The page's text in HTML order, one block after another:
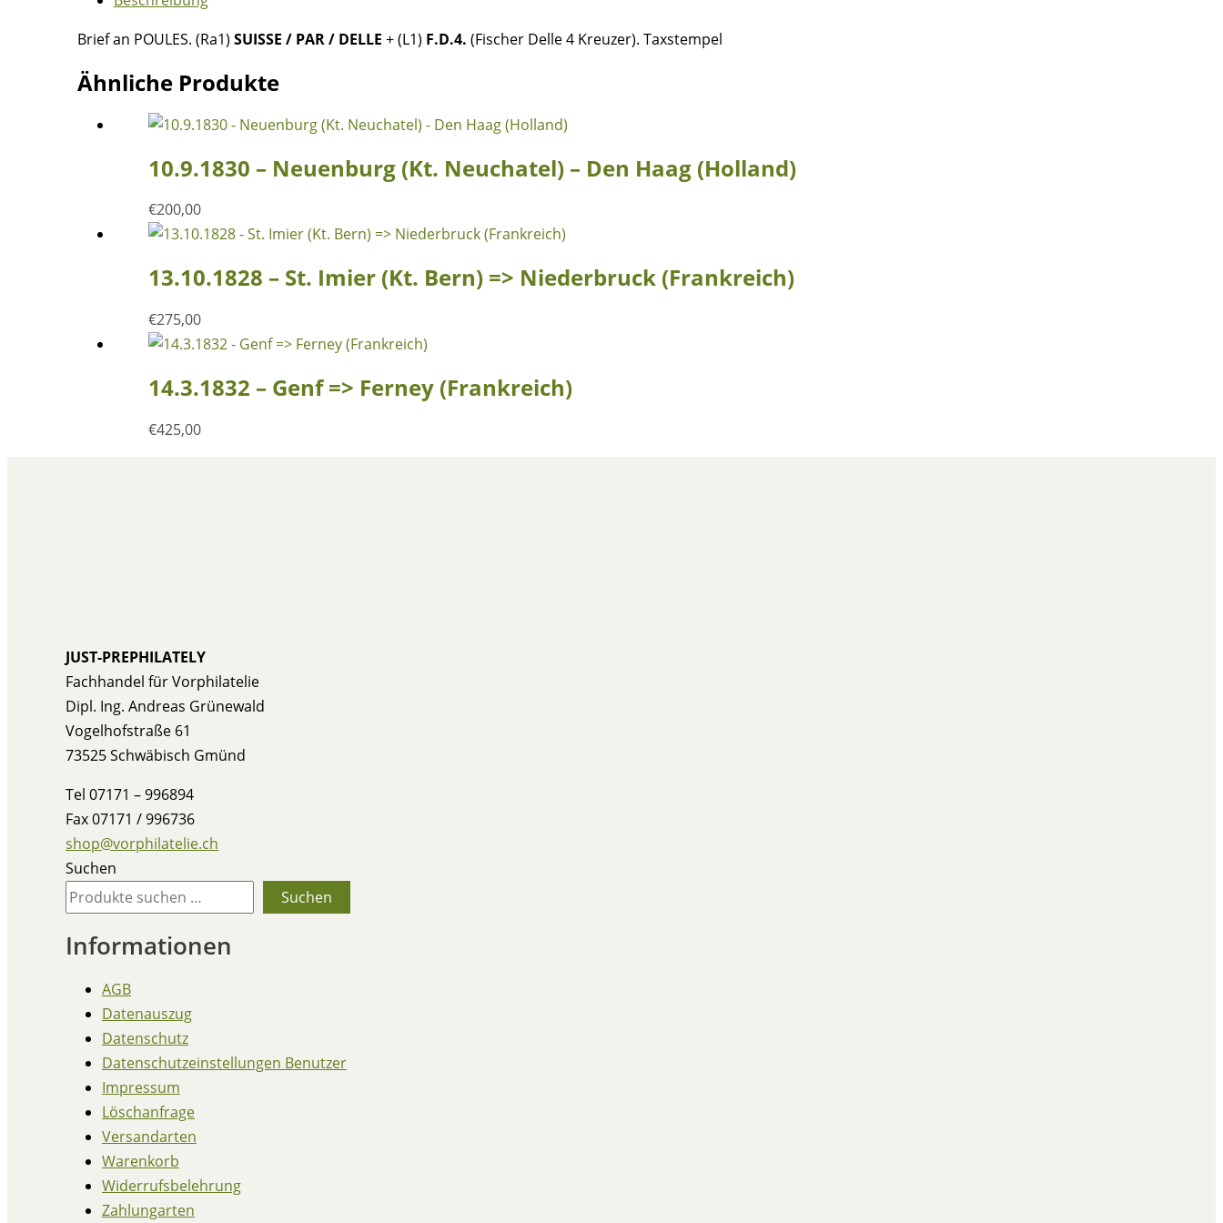
Beaune
(Frankreich)
Brief an POULES. (Ra1) SUISSE / PAR / DELLE + (L1) F.D.4. (Fischer Delle 4 Kreuzer). Taxstempel
Ähnliche Produkte
10.9.1830 – Neuenburg (Kt. Neuchatel) – Den Haag (Holland)
€200,00
13.10.1828 – St. Imier (Kt. Bern) => Niederbruck (Frankreich)
€275,00
14.3.1832 – Genf => Ferney (Frankreich)
€425,00
JUST-PREPHILATELY
Fachhandel für Vorphilatelie
Dipl. Ing. Andreas Grünewald
Vogelhofstraße 61
73525 Schwäbisch Gmünd
Tel 07171 – 996894
Fax 07171 / 996736
shop@vorphilatelie.ch
Suchen
Suchen
Informationen
AGB
Datenauszug
Datenschutz
Datenschutzeinstellungen Benutzer
Impressum
Löschanfrage
Versandarten
Warenkorb
Widerrufsbelehrung
Zahlungarten